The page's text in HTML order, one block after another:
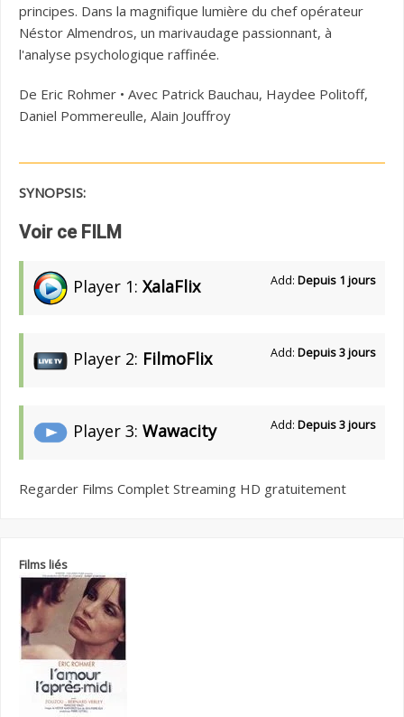
principes. Dans la magnifique lumière du chef opérateur
Néstor Almendros, un marivaudage passionnant, à
l'analyse psychologique raffinée.
De Eric Rohmer • Avec Patrick Bauchau, Haydee Politoff,
Daniel Pommereulle, Alain Jouffroy
SYNOPSIS:
Voir ce FILM
Player 1: XalaFlix Add: Depuis 1 jours
Player 2: FilmoFlix Add: Depuis 3 jours
Player 3: Wawacity Add: Depuis 3 jours
Regarder Films Complet Streaming HD gratuitement
Films liés